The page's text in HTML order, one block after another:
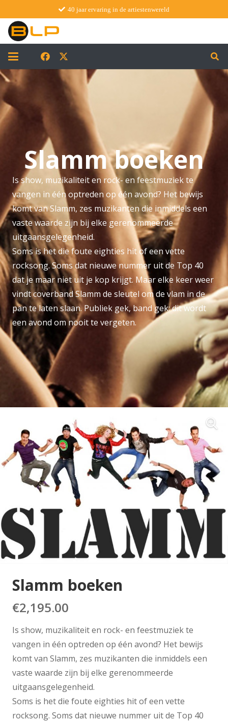
40 jaar ervaring in de artiestenwereld
Slamm boeken
Is show, muzikaliteit en rock- en feestmuziek te
vangen in één optreden op één avond? Het bewijs
komt van Slamm, zes muzikanten die inmiddels een
vaste waarde zijn bij elke gerenommeerde
uitgaansgelegenheid.
Soms is het die foute eighties hit of een vette
rocksong. Soms dat nieuwe nummer uit de Top 40
dat je maar niet uit je kop krijgt. Maar elke keer weer
vindt coverband Slamm de sleutel om de vlam in de
pan te laten slaan. Publiek gek, band gek: dit wordt
een avond om nooit te vergeten.
Slamm boeken
€2,195.00
Is show, muzikaliteit en rock- en feestmuziek te
vangen in één optreden op één avond? Het bewijs
komt van Slamm, zes muzikanten die inmiddels een
vaste waarde zijn bij elke gerenommeerde
uitgaansgelegenheid.
Soms is het die foute eighties hit of een vette
rocksong. Soms dat nieuwe nummer uit de Top 40